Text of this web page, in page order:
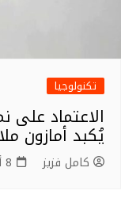
تكنولوجيا
الاعتماد على
يُكبد أمازون
كامل فزيز 8 أغسطس 2026